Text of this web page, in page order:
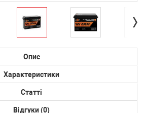
Опис
Характеристики
Статті
Відгуки (0)